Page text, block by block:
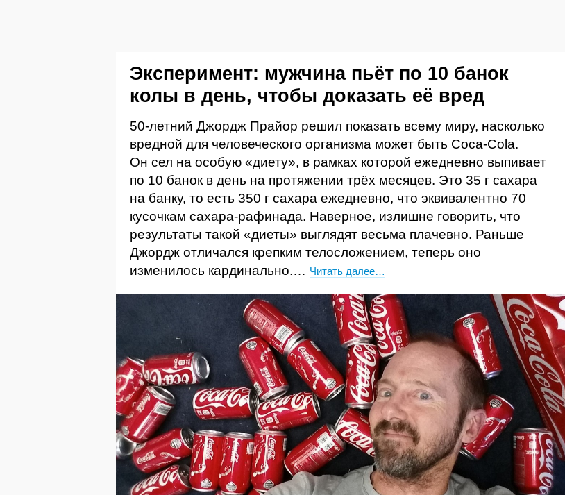
Эксперимент: мужчина пьёт по 10 банок
колы в день, чтобы доказать её вред
50-летний Джордж Прайор решил показать всему миру, насколько
вредной для человеческого организма может быть Coca-Cola.
Он сел на особую «диету», в рамках которой ежедневно выпивает
по 10 банок в день на протяжении трёх месяцев. Это 35 г сахара
на банку, то есть 350 г сахара ежедневно, что эквивалентно 70
кусочкам сахара-рафинада. Наверное, излишне говорить, что
результаты такой «диеты» выглядят весьма плачевно. Раньше
Джордж отличался крепким телосложением, теперь оно
изменилось кардинально.… Читать далее…